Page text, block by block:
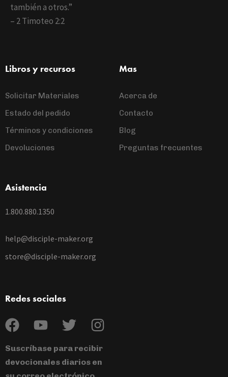
también a otros.”
– 2 Timoteo 2:2
Libros y recursos
Solicitar Materiales
Estado del pedido
Términos y condiciones
Devoluciones
Mas
Acerca de
Contacto
Blog
Preguntas frecuentes
Asistencia
1.800.880.1350
help@disciple-maker.org
store@disciple-maker.org
Redes sociales
Suscríbase para recibir
devocionales diarios en